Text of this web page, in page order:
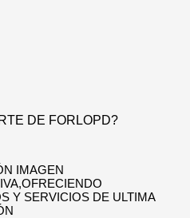
DE FORLOPD?
IMAGEN
Y SERVICIOS DE ULTIMA